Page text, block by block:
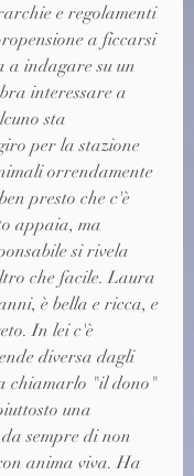
e regolamenti
a ficcarsi
a indagare su un
interessare a
sta
per la stazione
orrendamente
presto che c'è
appaia, ma
si rivela
che facile. Laura
è bella e ricca, e
In lei c'è
diversa dagli
chiamarlo "il dono"
una
sempre di non
anima viva. Ha